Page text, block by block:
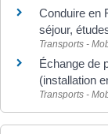
Conduire en
séjour,
Transports -
Échange de
(installation
Transports -